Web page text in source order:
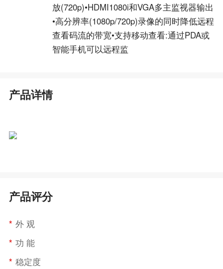
放(720p)•HDMI1080i和VGA多主监视器输出
•高分辨率(1080p/720p)录像的同时降低远程
查看码流的带宽•支持移动查看:通过PDA或
智能手机可以远程监
产品详情
产品评分
* 外 观
* 功 能
* 稳定度